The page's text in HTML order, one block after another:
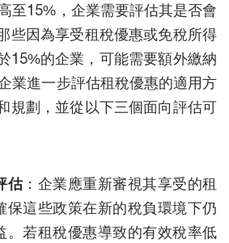
至15%，企業需要評估其是否會
些因為享受租稅優惠或免稅所得
15%的企業，可能需要額外繳納
業進一步評估租稅優惠的適用方
規劃，並從以下三個面向評估可
估：企業應重新審視其享受的租
保這些政策在新的稅負環境下仍
。若租稅優惠導致的有效稅率低